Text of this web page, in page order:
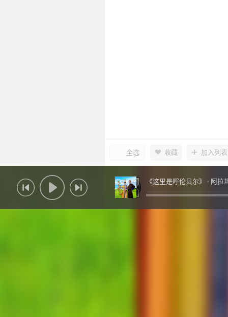
全选 收藏 加入列表
《这里是呼伦贝尔》 - 阿拉